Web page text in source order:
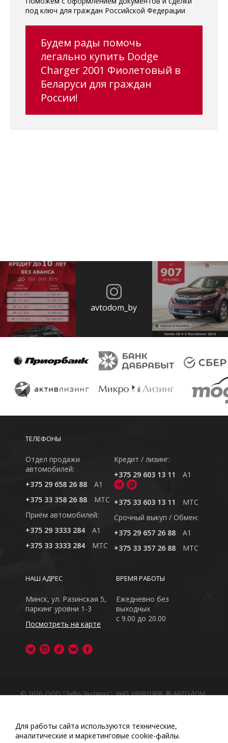
под ключ для граждан Российской Федерации
Будем рады помочь
легально купить Dodge
Charger 2001 Фиолетовый в
Беларуси для граждан
России!
avtodom_by
ТЕЛЕФОНЫ
Отдел продажи
автомобилей:
+375 29 658 26 88
A1
+375 33 358 26 88
MTC
Приём автомобилей:
+375 29 3333 284
A1
+375 33 3333 284
MTC
Кредит / лизинг:
+375 29 603 13 11
A1
+375 33 603 13 11
MTC
Cрочный выкуп / Обмен:
+375 29 657 26 88
A1
+375 33 357 26 88
MTC
ВРЕМЯ РАБОТЫ
Ежедневно без
выходных
с 9.00 до 20.00
НАШ АДРЕС
Минск, ул. Разинская 5,
паркинг уровни 1-3
Посмотреть на карте
© 2026, ООО "Зубр Эксперт", УНП 193801908. ® АВТОДОМ
Обращаем Ваше внимание на то, что данный интернет-
сайт носит исключительно информационный характер
Любое использование либо копирование материалов
Для работы сайта используются технические,
аналитические и маркетинговые сооkіе-файлы.